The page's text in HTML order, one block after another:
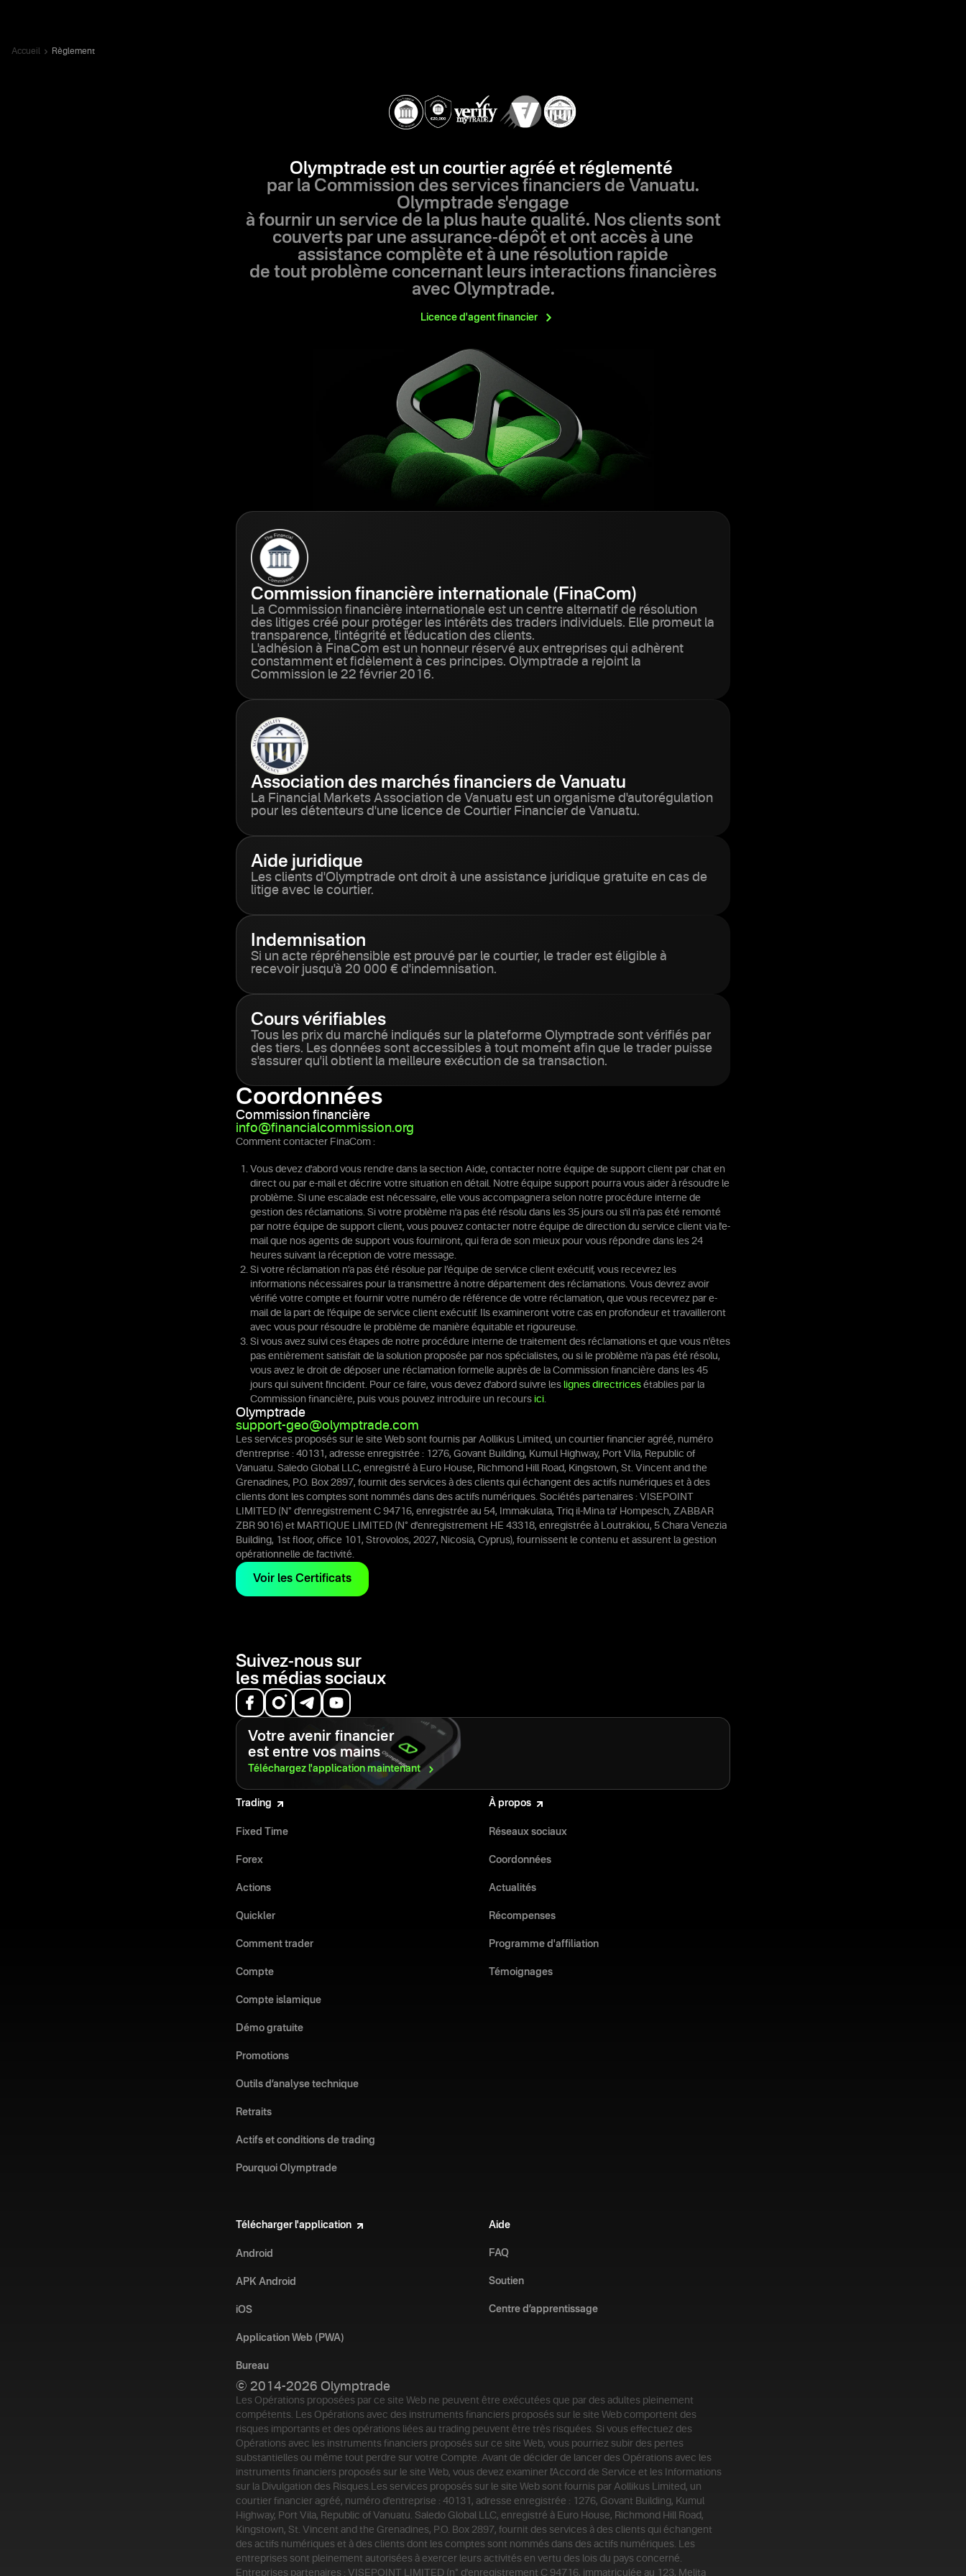
Accueil Règlement
Olymptrade est un courtier agréé et réglementé
par la Commission des services financiers de Vanuatu.
Olymptrade s'engage
à fournir un service de la plus haute qualité. Nos clients sont
couverts par une assurance-dépôt et ont accès à une
assistance complète et à une résolution rapide
de tout problème concernant leurs interactions financières
avec Olymptrade.
Licence d'agent financier
Commission financière internationale (FinaCom)
La Commission financière internationale est un centre alternatif de résolution
des litiges créé pour protéger les intérêts des traders individuels. Elle promeut la
transparence, l'intégrité et l'éducation des clients.
L'adhésion à FinaCom est un honneur réservé aux entreprises qui adhèrent
constamment et fidèlement à ces principes. Olymptrade a rejoint la
Commission le 22 février 2016.
Association des marchés financiers de Vanuatu
La Financial Markets Association de Vanuatu est un organisme d'autorégulation
pour les détenteurs d'une licence de Courtier Financier de Vanuatu.
Aide juridique
Les clients d'Olymptrade ont droit à une assistance juridique gratuite en cas de
litige avec le courtier.
Indemnisation
Si un acte répréhensible est prouvé par le courtier, le trader est éligible à
recevoir jusqu'à 20 000 € d'indemnisation.
Cours vérifiables
Tous les prix du marché indiqués sur la plateforme Olymptrade sont vérifiés par
des tiers. Les données sont accessibles à tout moment afin que le trader puisse
s'assurer qu'il obtient la meilleure exécution de sa transaction.
Coordonnées
Commission financière
info@financialcommission.org
Comment contacter FinaCom :
Vous devez d'abord vous rendre dans la section Aide, contacter notre équipe de support client par chat en
direct ou par e-mail et décrire votre situation en détail. Notre équipe support pourra vous aider à résoudre le
problème. Si une escalade est nécessaire, elle vous accompagnera selon notre procédure interne de
gestion des réclamations. Si votre problème n'a pas été résolu dans les 35 jours ou s'il n'a pas été remonté
par notre équipe de support client, vous pouvez contacter notre équipe de direction du service client via l'e-
mail que nos agents de support vous fourniront, qui fera de son mieux pour vous répondre dans les 24
heures suivant la réception de votre message.
Si votre réclamation n’a pas été résolue par l’équipe de service client exécutif, vous recevrez les
informations nécessaires pour la transmettre à notre département des réclamations. Vous devrez avoir
vérifié votre compte et fournir votre numéro de référence de votre réclamation, que vous recevrez par e-
mail de la part de l’équipe de service client exécutif. Ils examineront votre cas en profondeur et travailleront
avec vous pour résoudre le problème de manière équitable et rigoureuse.
Si vous avez suivi ces étapes de notre procédure interne de traitement des réclamations et que vous n'êtes
pas entièrement satisfait de la solution proposée par nos spécialistes, ou si le problème n'a pas été résolu,
vous avez le droit de déposer une réclamation formelle auprès de la Commission financière dans les 45
jours qui suivent l'incident. Pour ce faire, vous devez d'abord suivre les lignes directrices établies par la
Commission financière, puis vous pouvez introduire un recours ici.
Olymptrade
support-geo@olymptrade.com
Les services proposés sur le site Web sont fournis par Aollikus Limited, un courtier financier agréé, numéro
d'entreprise : 40131, adresse enregistrée : 1276, Govant Building, Kumul Highway, Port Vila, Republic of
Vanuatu. Saledo Global LLC, enregistré à Euro House, Richmond Hill Road, Kingstown, St. Vincent and the
Grenadines, P.O. Box 2897, fournit des services à des clients qui échangent des actifs numériques et à des
clients dont les comptes sont nommés dans des actifs numériques. Sociétés partenaires : VISEPOINT
LIMITED (N° d'enregistrement C 94716, enregistrée au 54, Immakulata, Triq il-Mina ta’ Hompesch, ZABBAR
ZBR 9016) et MARTIQUE LIMITED (N° d'enregistrement HE 43318, enregistrée à Loutrakiou, 5 Chara Venezia
Building, 1st floor, office 101, Strovolos, 2027, Nicosia, Cyprus), fournissent le contenu et assurent la gestion
opérationnelle de l'activité.
Voir les Certificats
Suivez-nous sur
les médias sociaux
Votre avenir financier
est entre vos mains
Téléchargez l'applicationmaintenant
Trading
Fixed Time
Forex
Actions
Quickler
Comment trader
Compte
Compte islamique
Démo gratuite
Promotions
Outils d’analyse technique
Retraits
Actifs et conditions de trading
Pourquoi Olymptrade
À propos
Réseaux sociaux
Coordonnées
Actualités
Récompenses
Programme d'affiliation
Témoignages
Télécharger l'application
Android
APK Android
iOS
Application Web (PWA)
Bureau
Aide
FAQ
Soutien
Centre d’apprentissage
© 2014-2026 Olymptrade
Les Opérations proposées par ce site Web ne peuvent être exécutées que par des adultes pleinement
compétents. Les Opérations avec des instruments financiers proposés sur le site Web comportent des
risques importants et des opérations liées au trading peuvent être très risquées. Si vous effectuez des
Opérations avec les instruments financiers proposés sur ce site Web, vous pourriez subir des pertes
substantielles ou même tout perdre sur votre Compte. Avant de décider de lancer des Opérations avec les
instruments financiers proposés sur le site Web, vous devez examiner l'Accord de Service et les Informations
sur la Divulgation des Risques. Les services proposés sur le site Web sont fournis par Aollikus Limited, un
courtier financier agréé, numéro d'entreprise : 40131, adresse enregistrée : 1276, Govant Building, Kumul
Highway, Port Vila, Republic of Vanuatu. Saledo Global LLC, enregistré à Euro House, Richmond Hill Road,
Kingstown, St. Vincent and the Grenadines, P.O. Box 2897, fournit des services à des clients qui échangent
des actifs numériques et à des clients dont les comptes sont nommés dans des actifs numériques. Les
entreprises sont pleinement autorisées à exercer leurs activités en vertu des lois du pays concerné.
Entreprises partenaires : VISEPOINT LIMITED (n° d'enregistrement C 94716, immatriculée au 123, Melita